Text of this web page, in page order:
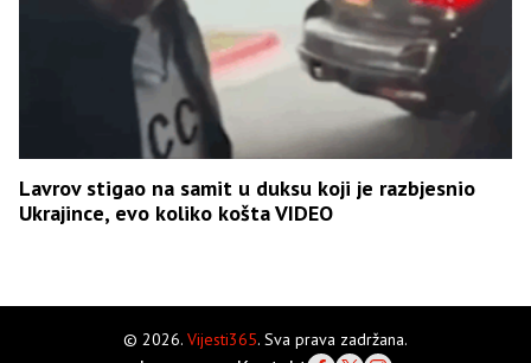
Lavrov stigao na samit u duksu koji je razbjesnio
Ukrajince, evo koliko košta VIDEO
© 2026. Vijesti365. Sva prava zadržana.